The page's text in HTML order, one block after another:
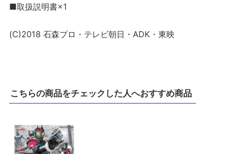
■取扱説明書×1
(C)2018 石森プロ・テレビ朝日・ADK・東映
こちらの商品をチェックした人へおすすめ商品